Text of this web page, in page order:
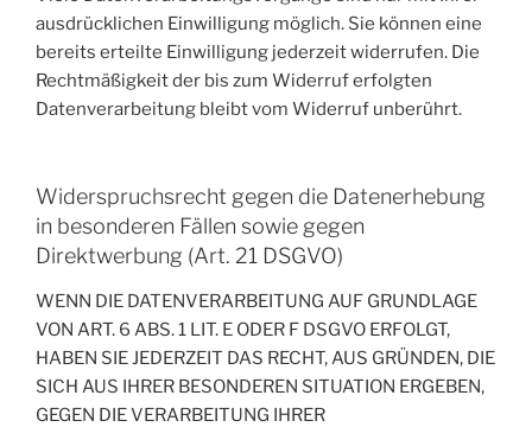
ausdrücklichen Einwilligung möglich. Sie können eine
bereits erteilte Einwilligung jederzeit widerrufen. Die
Rechtmäßigkeit der bis zum Widerruf erfolgten
Datenverarbeitung bleibt vom Widerruf unberührt.
Widerspruchsrecht gegen die Datenerhebung
in besonderen Fällen sowie gegen
Direktwerbung (Art. 21 DSGVO)
WENN DIE DATENVERARBEITUNG AUF GRUNDLAGE
VON ART. 6 ABS. 1 LIT. E ODER F DSGVO ERFOLGT,
HABEN SIE JEDERZEIT DAS RECHT, AUS GRÜNDEN, DIE
SICH AUS IHRER BESONDEREN SITUATION ERGEBEN,
GEGEN DIE VERARBEITUNG IHRER